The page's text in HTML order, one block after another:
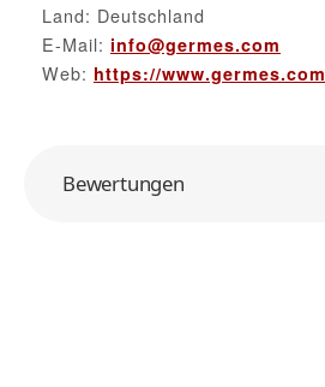
Land: Deutschland
E-Mail: info@germes.com
Web: https://www.germes.com
Bewertungen